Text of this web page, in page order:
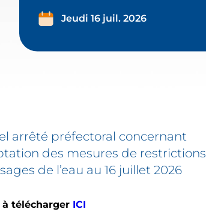
Jeudi 16 juil. 2026
arrêté préfectoral concernant
des mesures de restrictions
de l’eau au 16 juillet 2026
télécharger ICI